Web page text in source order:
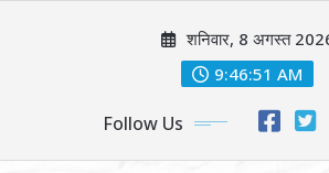
शनिवार, 8 अगस्त
9:46:53 AM
Follow Us